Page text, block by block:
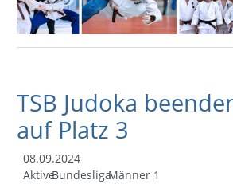
TSB Judoka
auf Platz 3
08.09.2024
AktiveBundesligaMänner 1